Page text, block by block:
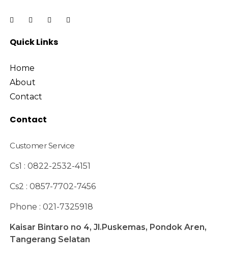
Quick Links
Home
About
Contact
Contact
Customer Service
Cs1 : 0822-2532-4151
Cs2 : 0857-7702-7456
Phone : 021-7325918
Kaisar Bintaro no 4, Jl.Puskemas, Pondok Aren,
Tangerang Selatan